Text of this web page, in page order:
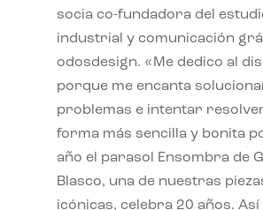
socia co-fundadora del
industrial y comunicación
odosdesign. «Me dedico al
porque me encanta
problemas e intentar
forma más sencilla y bonita
año el parasol Ensombra de
Blasco, una de nuestras
icónicas, celebra 20 años. Así